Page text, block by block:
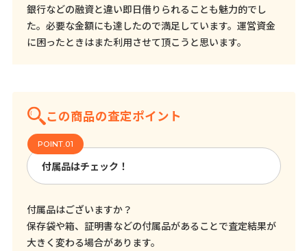
銀行などの融資と違い即日借りられることも魅力的でし
た。必要な金額にも達したので満足しています。運営資金
に困ったときはまた利用させて頂こうと思います。
この商品の査定ポイント
付属品はチェック！
付属品はございますか？
保存袋や箱、証明書などの付属品があることで査定結果が
大きく変わる場合があります。